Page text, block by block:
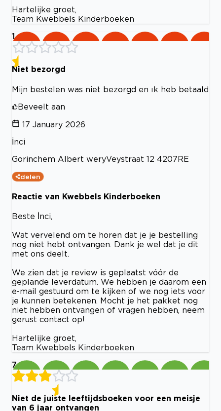
Hartelijke groet,
Team Kwebbels Kinderboeken
1
Niet bezorgd
Mijn bestelen was niet bezorgd en ık heb betaald
Beveelt aan
17 January 2026
İnci
Gorinchem Albert weryVeystraat 12 4207RE
delen
Reactie van Kwebbels Kinderboeken
Beste İnci,
Wat vervelend om te horen dat je je bestelling
nog niet hebt ontvangen. Dank je wel dat je dit
met ons deelt.
We zien dat je review is geplaatst vóór de
geplande leverdatum. We hebben je daarom een
e-mail gestuurd om te kijken of we nog iets voor
je kunnen betekenen. Mocht je het pakket nog
niet hebben ontvangen of vragen hebben, neem
gerust contact op!
Hartelijke groet,
Team Kwebbels Kinderboeken
7
Niet de juiste leeftijdsboeken voor een meisje
van 6 jaar ontvangen